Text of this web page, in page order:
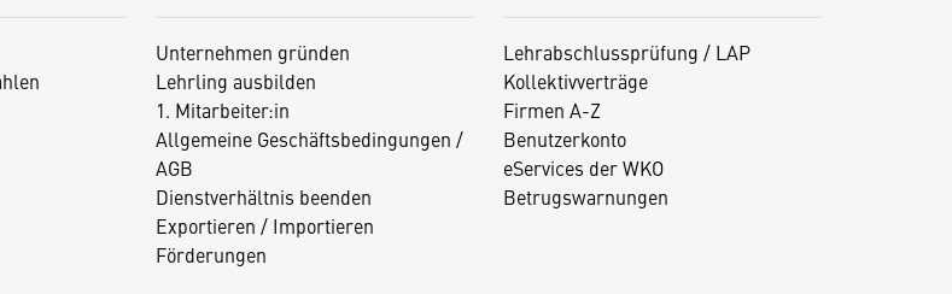
Unternehmen gründen
Lehrling ausbilden
1. Mitarbeiter:in
Allgemeine Geschäftsbedingungen /
AGB
Dienstverhältnis beenden
Exportieren / Importieren
Förderungen
Lehrabschlussprüfung / LAP
Kollektivverträge
Firmen A-Z
Benutzerkonto
eServices der WKO
Betrugswarnungen